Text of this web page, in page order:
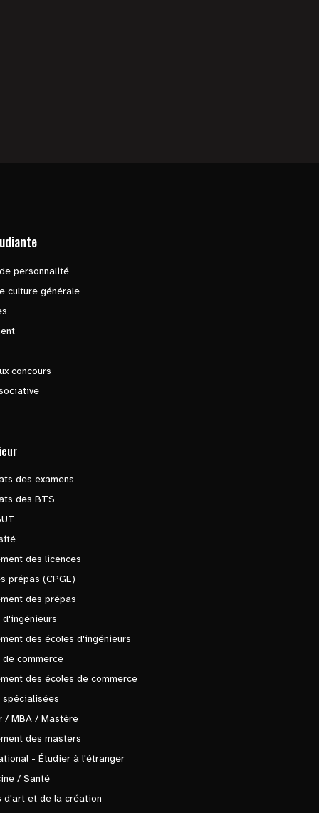
personnalité
culture générale
concours
des examens
des BTS
des licences
prépas (CPGE)
des prépas
d'ingénieurs
des écoles d'ingénieurs
de commerce
des écoles de commerce
spécialisées
/ MBA / Mastère
des masters
- Étudier à l'étranger
/ Santé
d'art et de la création